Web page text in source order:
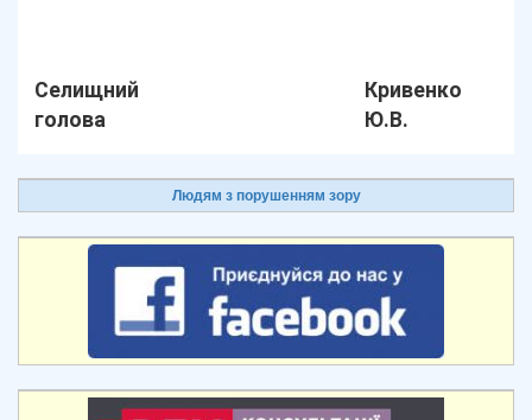
Селищний
голова
Кривенко
Ю.В.
Людям з порушенням зору